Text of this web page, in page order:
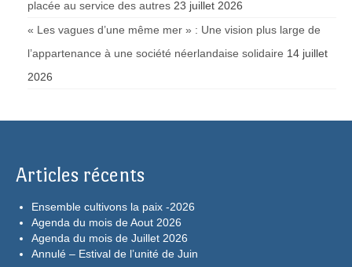
placée au service des autres 23 juillet 2026
« Les vagues d’une même mer » : Une vision plus large de
l’appartenance à une société néerlandaise solidaire 14 juillet
2026
Articles récents
Ensemble cultivons la paix -2026
Agenda du mois de Aout 2026
Agenda du mois de Juillet 2026
Annulé – Estival de l’unité de Juin